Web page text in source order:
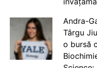
Andra-
Târgu
o bursă